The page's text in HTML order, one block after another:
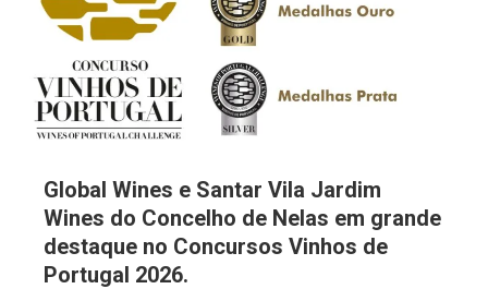
Global Wines e Santar Vila Jardim
Wines do Concelho de Nelas em grande
destaque no Concursos Vinhos de
Portugal 2026.